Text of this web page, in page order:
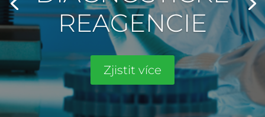
REAGENCIE
Zjistit více